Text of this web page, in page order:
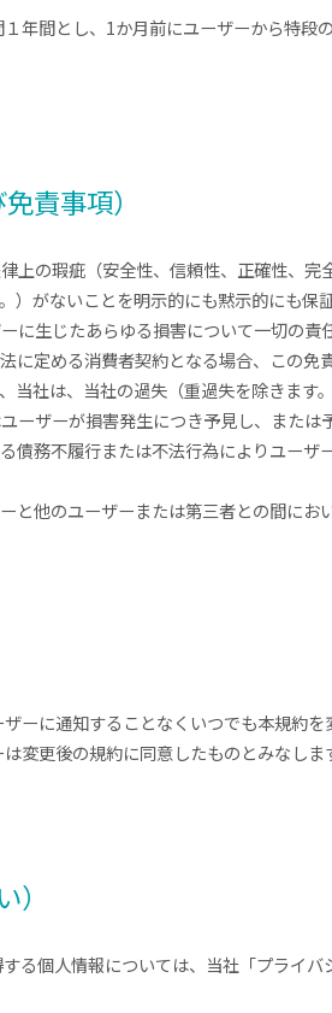
年間とし、1か月前にユーザーから特
責事項）
上の瑕疵（安全性、信頼性、正確性、
）がないことを明示的にも黙示的にも保
に生じたあらゆる損害について一切の
に定める消費者契約となる場合、この免
当社は、当社の過失（重過失を除きま
ーザーが損害発生につき予見し、また
債務不履行または不法行為によりユー
と他のユーザーまたは第三者との間にお
ーに通知することなくいつでも本規約
変更後の規約に同意したものとみなしま
る個人情報については、当社「プライバ